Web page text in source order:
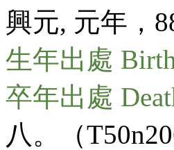
興元, 元年，
生年出處
卒年出處
八。（